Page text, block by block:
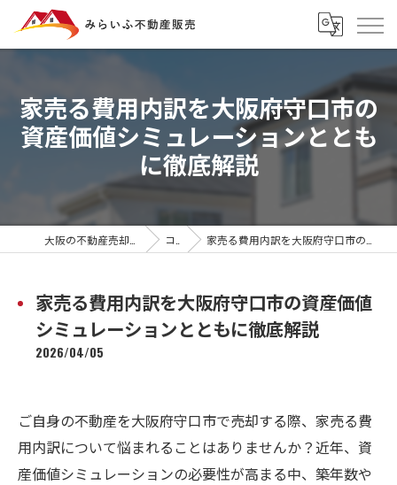
家売る費用内訳を大阪府守口市の
資産価値シミュレーションととも
に徹底解説
コラム 家売る費用内訳を大阪府守口市の資産価値シミュレーションとともに徹底解説
家売る費用内訳を大阪府守口市の資産価値
シミュレーションとともに徹底解説
2026/04/05
ご自身の不動産を大阪府守口市で売却する際、家売る費
用内訳について悩まれることはありませんか？近年、資
産価値シミュレーションの必要性が高まる中、築年数や